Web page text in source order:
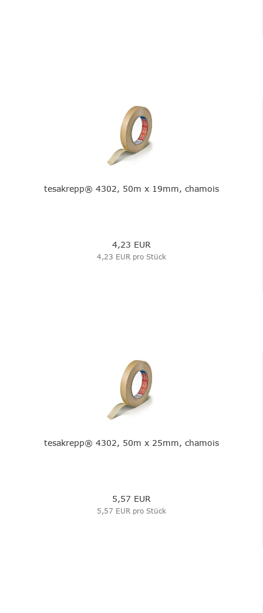
tesakrepp® 4302, 50m x 19mm, chamois
4,23 EUR
4,23 EUR pro Stück
tesakrepp® 4302, 50m x 25mm, chamois
5,57 EUR
5,57 EUR pro Stück